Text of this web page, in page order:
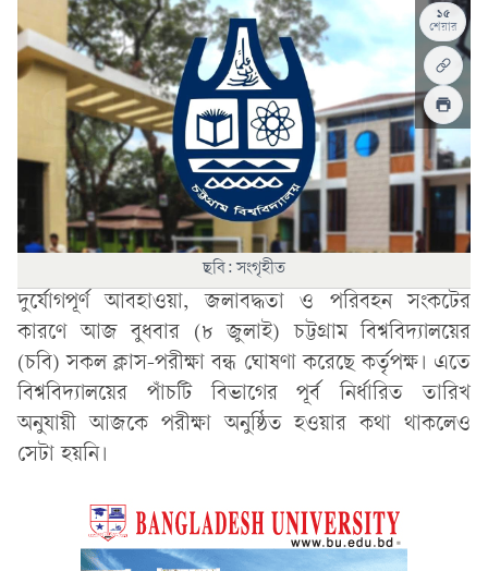
ছবি: সংগৃহীত
১৫
শেয়ার
দুর্যোগপূর্ণ আবহাওয়া, জলাবদ্ধতা ও পরিবহন সংকটের
কারণে আজ বুধবার (৮ জুলাই) চট্টগ্রাম বিশ্ববিদ্যালয়ের
(চবি) সকল ক্লাস-পরীক্ষা বন্ধ ঘোষণা করেছে কর্তৃপক্ষ। এতে
বিশ্ববিদ্যালয়ের পাঁচটি বিভাগের পূর্ব নির্ধারিত তারিখ
অনুযায়ী আজকে পরীক্ষা অনুষ্ঠিত হওয়ার কথা থাকলেও
সেটা হয়নি।